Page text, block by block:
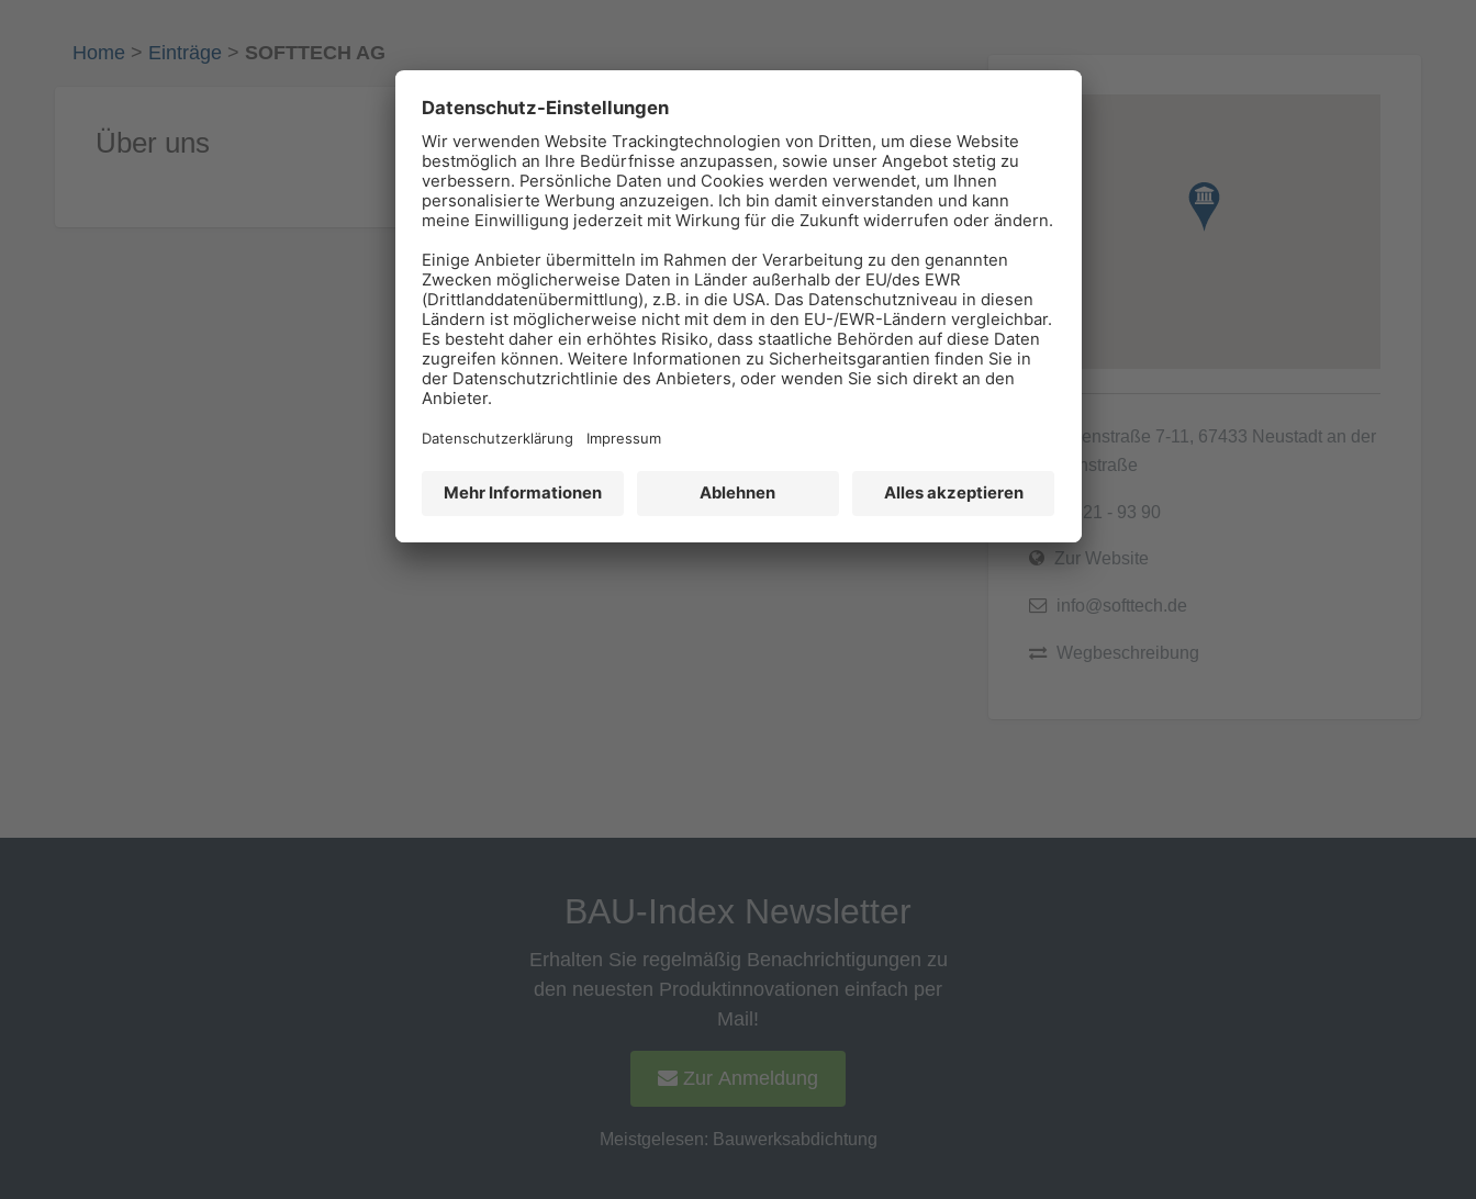
Home > Einträge > SOFTTECH AG
Über uns
Lindenstraße 7-11, 67433 Neustadt an der
Weinstraße
06321 - 93 90
Zur Website
info@softtech.de
Wegbeschreibung
BAU-Index Newsletter
Erhalten Sie regelmäßig Benachrichtigungen zu
den neuesten Produktinnovationen einfach per
Mail!
Zur Anmeldung
Meistgelesen: Bauwerksabdichtung